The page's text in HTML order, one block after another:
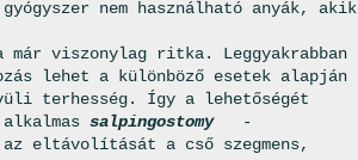
nem használható anyák, akik
viszonylag ritka. Leggyakrabban
lehet a különböző esetek alapján
terhesség. Így a lehetőségét
salpingostomy
-
eltávolítását a cső szegmens,